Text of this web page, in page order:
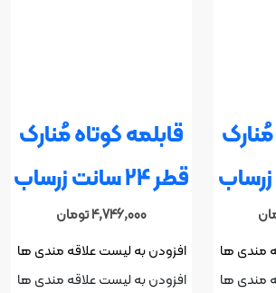
مندی ها
مندی ها
قابلمه کوتاه مُنارک
قطر 24 سانت زرساب
4,746,000تومان
افزودن به لیست علاقه مندی ها
افزودن به لیست علاقه مندی ها